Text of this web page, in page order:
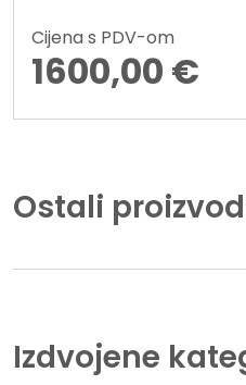
Cijena s PDV-om
1600,00 €
Ostali
Izdvojene